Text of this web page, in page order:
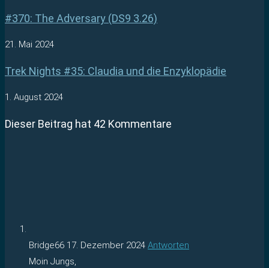
#370: The Adversary (DS9 3.26)
21. Mai 2024
Trek Nights #35: Claudia und die Enzyklopädie
1. August 2024
Dieser Beitrag hat 42 Kommentare
Bridge66 17. Dezember 2024 Antworten
Moin Jungs,